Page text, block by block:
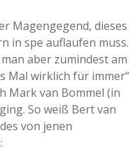
Magengegend, dieses
in spe auflaufen muss.
aber zumindest am
Mal wirklich für immer“
Mark van Bommel (in
So weiß Bert van
von jenen